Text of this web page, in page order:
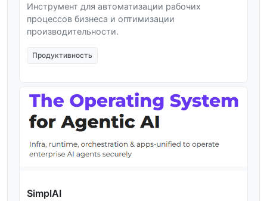
Инструмент для автоматизации рабочих
процессов бизнеса и оптимизации
производительности.
Продуктивность
SimplAI